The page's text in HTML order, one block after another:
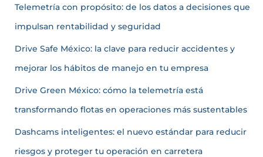
Telemetría con propósito: de los datos a decisiones que
impulsan rentabilidad y seguridad
Drive Safe México: la clave para reducir accidentes y
mejorar los hábitos de manejo en tu empresa
Drive Green México: cómo la telemetría está
transformando flotas en operaciones más sustentables
Dashcams inteligentes: el nuevo estándar para reducir
riesgos y proteger tu operación en carretera